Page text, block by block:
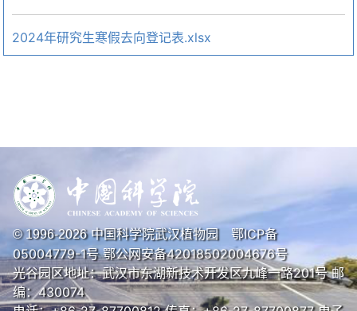
2024年研究生寒假去向登记表.xlsx
© 1996-2026中国科学院武汉植物园 鄂ICP备
05004779-1号鄂公网安备42018502004676号
光谷园区地址：武汉市东湖新技术开发区九峰一路201号 邮
编：430074